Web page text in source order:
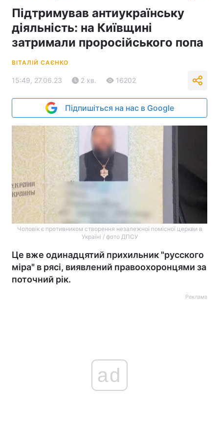
Підтримував антиукраїнську
діяльність: на Київщині
затримали проросійського попа
ВІТАЛІЙ САЄНКО
15:49, 27.06.23 2 хв. 16202
Підпишіться на нас в Google
Чоловік є противником створення незалежної помісної церкви в
Україні / фото ДПСУ
Це вже одинадцятий прихильник "русского
міра" в рясі, виявлений правоохоронцями за
поточний рік.
Реклама
ad